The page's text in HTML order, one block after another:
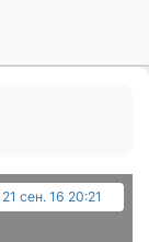
21 сен. 16 20:21